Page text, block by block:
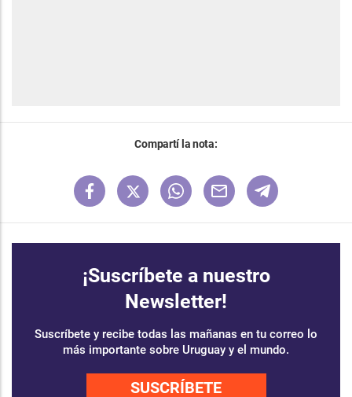
Compartí la nota:
¡Suscríbete a nuestro
Newsletter!
Suscríbete y recibe todas las mañanas en tu correo lo
más importante sobre Uruguay y el mundo.
SUSCRÍBETE